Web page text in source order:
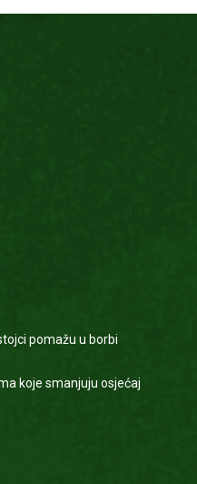
pomažu u borbi
koje smanjuju osjećaj